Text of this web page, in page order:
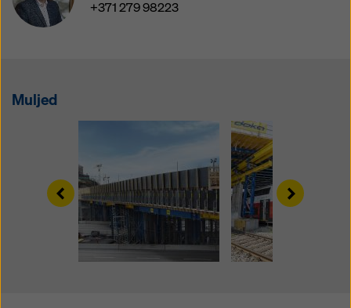
+371 279 98223
Muljed
Left Right
küpsiste seadeid, klõpsates selle veebisaidi allosas
küpsiste seadetele ja kasutades vastavaid
lingil küpsiste seadeid
Lisateavet meie küpsiste kohta leiate Meie
. Pakume teile ka võimalust valida
oma küpsised (küpsiste täiustatud seaded).